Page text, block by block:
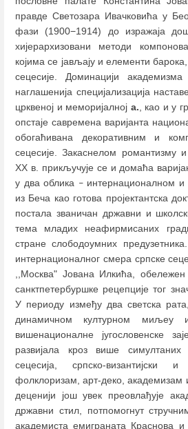
правде Светозара Ивачковића у
фази (1900−1914) до изражаја
хијерархизовани методи
којима се јављају и елементи
сецесије. Доминацији
наглашенија специјализација
црквеној и меморијалној а., као и у
опстаје савремена варијанта
обогаћивана декоративним и
сецесије. Закаснелом романтизму
XX в. прикључује се и домаћа
у два облика –интернационалном и
из Беча као готова пројектантска
постала званичан државни и
тема младих неафирмисаних
стране слободоумних
интернационалног смера српске
,,Москва" Јована Илкића, обележен
санктпетербуршке рецепције тог
У периоду између два светска
динамичном културном миљеу
вишенационалне југословенске
развијала кроз више симултаних
сецесија, српско-византијски и
фолклоризам, арт-деко, академизам
деценији још увек преовлађује
државни стил, потпомогнут
академиста емиграната Краснова